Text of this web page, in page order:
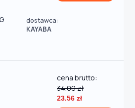
dostawca:
KAYABA
cena brutto:
34.00 zł
23.56 zł